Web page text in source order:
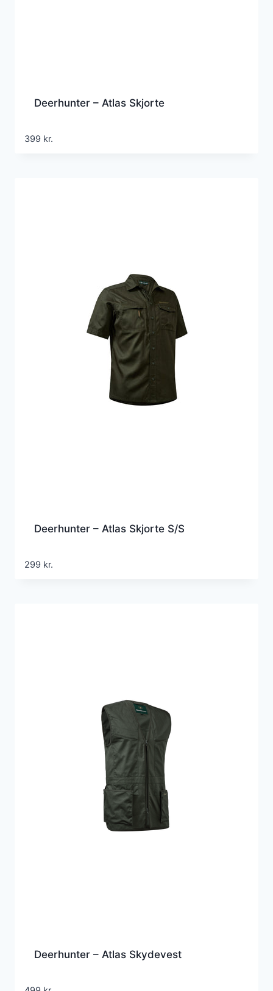
Deerhunter – Atlas Skjorte
399 kr.
Deerhunter – Atlas Skjorte S/S
299 kr.
Deerhunter – Atlas Skydevest